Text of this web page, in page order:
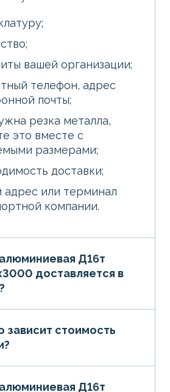
вашей организации;
телефон, адрес
почты;
резка металла,
это вместе с
размерами;
доставки;
адрес или терминал
компании.
Д16т
доставляется в
зависит стоимость
Д16т